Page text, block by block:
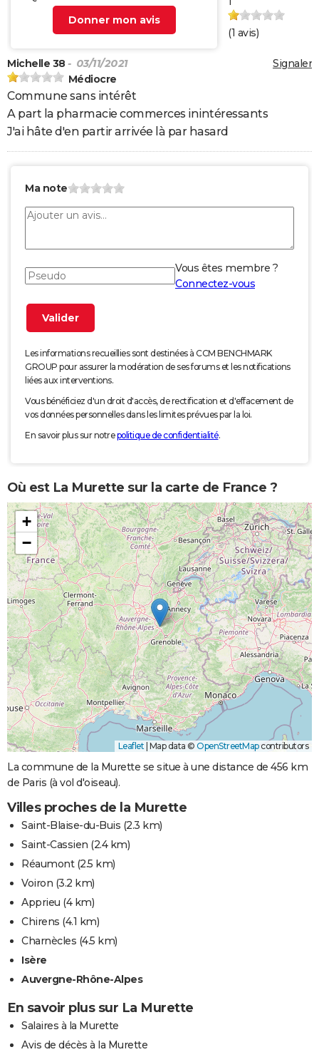
Donner mon avis
(1 avis)
Signaler
Michelle 38 - 03/11/2021
Médiocre
Commune sans intérêt
A part la pharmacie commerces inintéressants
J'ai hâte d'en partir arrivée là par hasard
Ma note
Vous êtes membre ?
Connectez-vous
Les informations recueillies sont destinées à CCM BENCHMARK
GROUP pour assurer la modération de ses forums et les notifications
liées aux interventions.
Vous bénéficiez d'un droit d'accès, de rectification et d'effacement de
vos données personnelles dans les limites prévues par la loi.
En savoir plus sur notrepolitique de confidentialité.
Où est La Murette sur la carte de France ?
+
−
Leaflet Map data © OpenStreetMapcontributors
La commune de la Murette se situe à une distance de 456 km
de Paris (à vol d'oiseau).
Villes proches de la Murette
Saint-Blaise-du-Buis (2.3 km)
Saint-Cassien (2.4 km)
Réaumont(2.5 km)
Voiron (3.2 km)
Apprieu (4 km)
Chirens (4.1 km)
Charnècles (4.5 km)
Isère
Auvergne-Rhône-Alpes
En savoir plus sur La Murette
Salaires à la Murette
Avis de décès à la Murette